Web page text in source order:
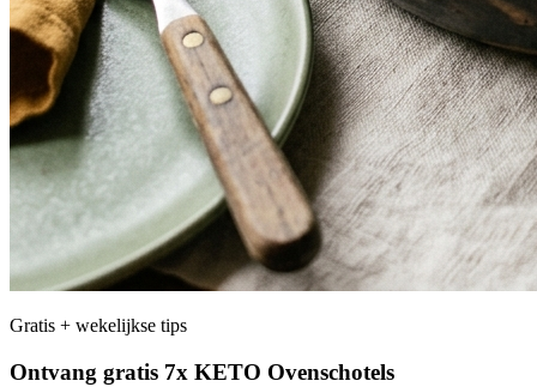
Gratis + wekelijkse tips
Ontvang gratis 7x KETO Ovenschotels